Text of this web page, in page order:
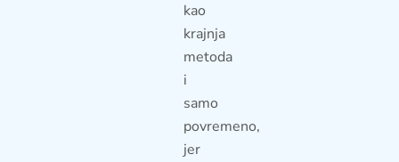
kao
krajnja
metoda
i
samo
povremeno,
jer